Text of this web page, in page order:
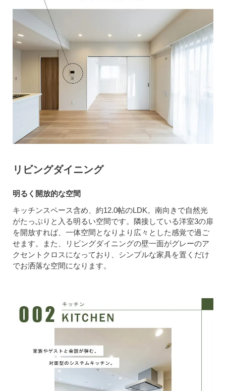
リビングダイニング
明るく開放的な空間
キッチンスペース含め、約12.0帖のLDK。南向きで自然光
がたっぷりと入る明るい空間です。隣接している洋室3の扉
を開放すれば、一体空間となりより広々とした感覚で過ご
せます。また、リビングダイニングの壁一面がグレーのア
クセントクロスになっており、シンプルな家具を置くだけ
でお洒落な空間になります。